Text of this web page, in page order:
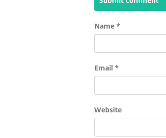
Name *
Email *
Website